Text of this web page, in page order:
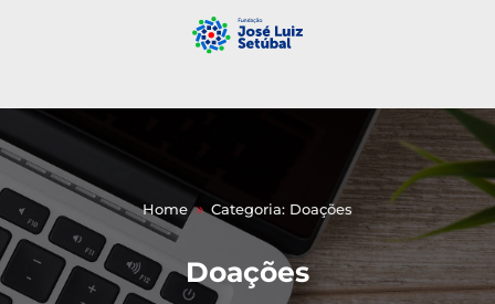
Home 9 Categoria: Doações
Doações